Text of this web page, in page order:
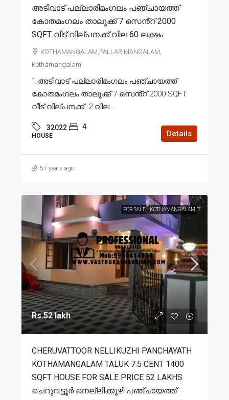
അടിവാട് പല്ലാരിമംഗലം പഞ്ചായത്ത്
കോതമംഗലം താലൂക്ക് 7 സെൻ്റ് 2000
SQFT വീട് വില്പനക്ക് വില 60 ലക്ഷം
KOTHAMANGALAM,PALLARIMANGALAM,
Kothamangalam
1.അടിവാട് പല്ലാരിമംഗലം പഞ്ചായത്ത്
കോതമംഗലം താലൂക്ക് 7 സെൻ്റ് 2000 SQFT
വീട് വില്പനക്ക്. 2.വില...
32022 4
HOUSE Details
57 years ago
FOR SALE KOTHAMANGALAM
Rs.52 lakh
CHERUVATTOOR NELLIKUZHI PANCHAYATH
KOTHAMANGALAM TALUK 7.5 CENT 1400
SQFT HOUSE FOR SALE PRICE 52 LAKHS
ചെറുവട്ടൂർ നെല്ലിക്കുഴി പഞ്ചായത്ത്